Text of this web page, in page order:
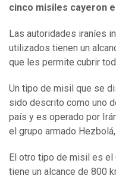
cinco misiles cayeron
Las autoridades iraníes
utilizados tienen un
que les permite cubrir
Un tipo de misil que se
sido descrito como uno
país y es operado por
el grupo armado
El otro tipo de misil es el
tiene un alcance de 800